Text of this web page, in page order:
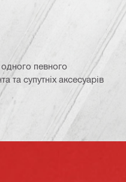
певного
та супутніх аксесуарів